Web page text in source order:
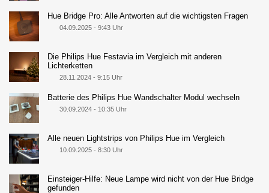
Hue Bridge Pro: Alle Antworten auf die wichtigsten Fragen
04.09.2025 - 9:43 Uhr
Die Philips Hue Festavia im Vergleich mit anderen
Lichterketten
28.11.2024 - 9:15 Uhr
Batterie des Philips Hue Wandschalter Modul wechseln
30.09.2024 - 10:35 Uhr
Alle neuen Lightstrips von Philips Hue im Vergleich
10.09.2025 - 8:30 Uhr
Einsteiger-Hilfe: Neue Lampe wird nicht von der Hue Bridge
gefunden